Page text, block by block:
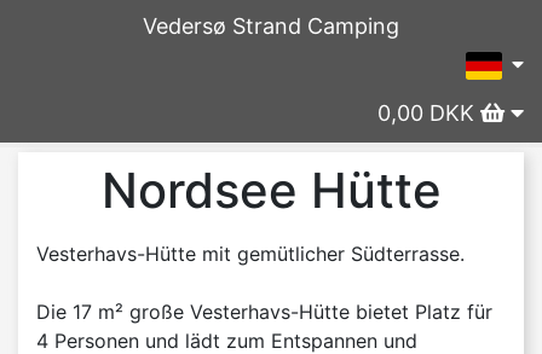
Vedersø Strand Camping
0,00 DKK
Nordsee Hütte
Vesterhavs-Hütte mit gemütlicher Südterrasse.
Die 17 m² große Vesterhavs-Hütte bietet Platz für
4 Personen und lädt zum Entspannen und